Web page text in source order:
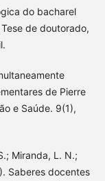
do bacharel
de doutorado,
de Pierre
e Saúde. 9(1),
Miranda, L. N.;
Saberes docentes